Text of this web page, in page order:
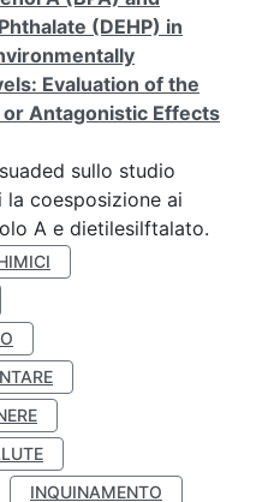
(DEHP) in
Evaluation of the
Antagonistic Effects
sullo studio
la coesposizione ai
A e dietilesilftalato.
INQUINAMENTO